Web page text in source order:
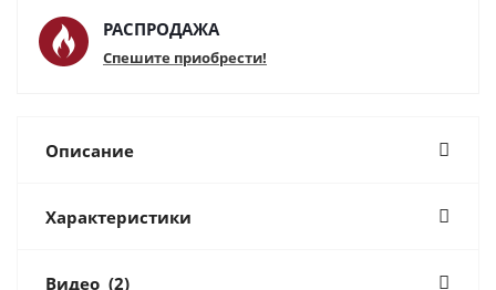
РАСПРОДАЖА
Спешите приобрести!
Описание
Характеристики
Видео (2)